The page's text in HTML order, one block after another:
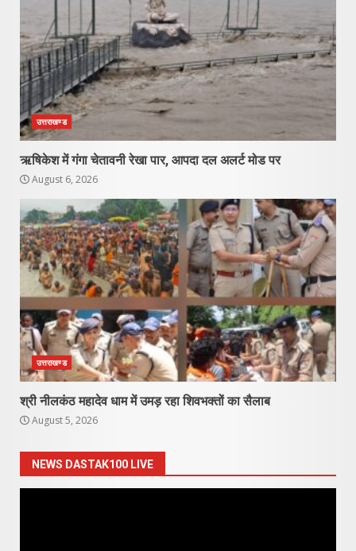
उत्तराखण्ड
ऋषिकेश में गंगा चेतावनी रेखा पार, आपदा दल अलर्ट मोड पर
August 6, 2026
उत्तराखण्ड
श्री नीलकंठ महादेव धाम में उमड़ रहा शिवभक्तों का सैलाब
August 5, 2026
NEWS DASTAK100 LIVE